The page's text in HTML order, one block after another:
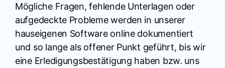
Mögliche Fragen, fehlende Unterlagen oder
aufgedeckte Probleme werden in unserer
hauseigenen Software online dokumentiert
und so lange als offener Punkt geführt, bis wir
eine Erledigungsbestätigung haben bzw. uns